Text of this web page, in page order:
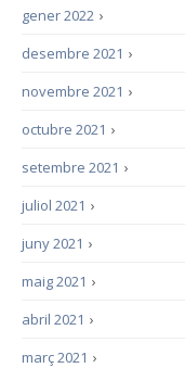
›
gener 2022
›
desembre 2021
›
novembre 2021
›
octubre 2021
›
setembre 2021
›
juliol 2021
›
juny 2021
›
maig 2021
›
abril 2021
›
març 2021